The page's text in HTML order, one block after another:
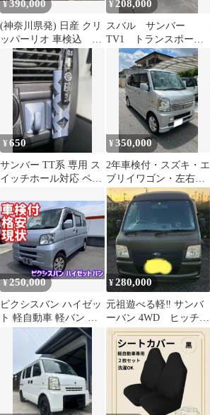
エース キャリイ ハイゼ
ット トラック
¥390,000
(神奈川県発) 日産 クリ
ッパーリオ 車検込 メ
ンテ込 保証込
¥ 208,000
スバル サンバー
TV1 トランスポータ
ー ホワイト 軽バン
¥650
サンバー TT系 専用 ス
イッチホール対応 ペン
リント
¥350,000
2年車検付・スズキ・エ
ブリイワゴン・左右パ
ワースライドドア・ス
テップ
¥250,000
ピクシスバン ハイゼッ
ト 軽自動車 軽バン 軽
箱 車検 ETC スライド
¥280,000
元祖遊べる軽‼️ サンバ
ーバン 4WD ヒッチメ
ンバー付